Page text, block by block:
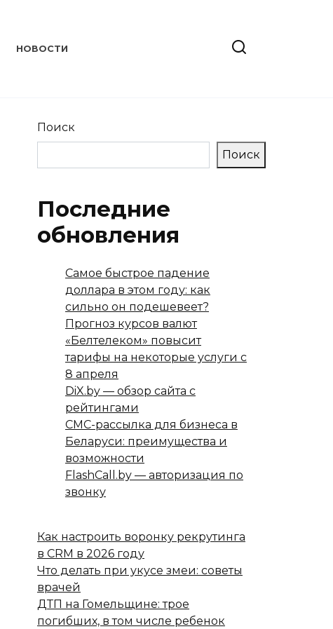
НОВОСТИ
Поиск
Поиск
Последние
обновления
Самое быстрое падение
доллара в этом году: как
сильно он подешевеет?
Прогноз курсов валют
«Белтелеком» повысит
тарифы на некоторые услуги с
8 апреля
DiX.by — обзор сайта с
рейтингами
СМС-рассылка для бизнеса в
Беларуси: преимущества и
возможности
FlashCall.by — авторизация по
звонку
Как настроить воронку рекрутинга
в CRM в 2026 году
Что делать при укусе змеи: советы
врачей
ДТП на Гомельщине: трое
погибших, в том числе ребенок